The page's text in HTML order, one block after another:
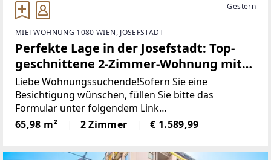
Gestern
MIETWOHNUNG 1080 WIEN, JOSEFSTADT
Perfekte Lage in der Josefstadt: Top-
geschnittene 2-Zimmer-Wohnung mit
Ost-Balkon ab 1.9.
Liebe Wohnungssuchende!Sofern Sie eine
Besichtigung wünschen, füllen Sie bitte das
Formular unter folgendem Link
aus:www.sulek.immobilien/besichtigung
[http://www.sulek.immobilien/besichtigung] (bitte
65,98 m² 2 Zimmer € 1.589,99